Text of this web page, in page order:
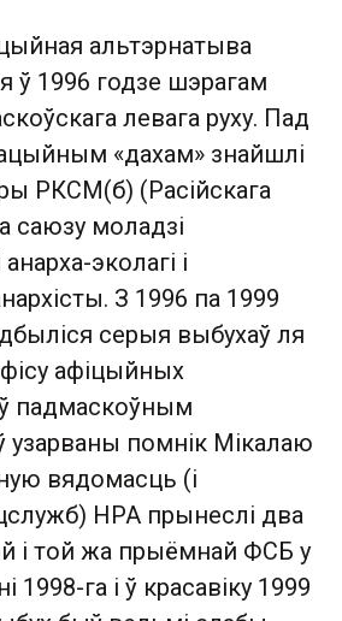
альтэрнатыва
ў 1996 годзе шэрагам
левага руху. Пад
«дахам» знайшлі
РКСМ(б) (Расійскага
саюзу моладзі
эколагі і
З 1996 па 1999
серыя выбухаў ля
афіцыйных
падмаскоўным
узарваны помнік Мікалаю
вядомасць (і
НРА прынеслі два
і той жа прыёмнай ФСБ у
1998-га і ў красавіку 1999